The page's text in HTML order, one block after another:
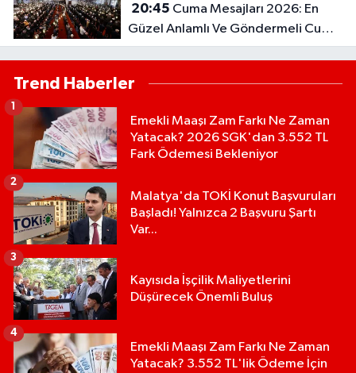
20:45
Güzel Anlamlı Ve Göndermeli Cuma
Sözleri..
Trend Haberler
Emekli Maaşı Zam Farkı Ne Zaman
Yatacak? 2026 SGK'dan 3.552 TL
Fark Ödemesi Bekleniyor
1
Malatya'da TOKİ Konut Başvuruları
Başladı! Yalnızca 2 Başvuru Şartı
Var...
2
Kayısıda İşçilik Maliyetlerini
Düşürecek Önemli Buluş
3
Emekli Maaşı Zam Farkı Ne Zaman
Yatacak? 3.552 TL'lik Ödeme İçin
4